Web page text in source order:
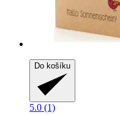
Do košíku
5.0 (1)